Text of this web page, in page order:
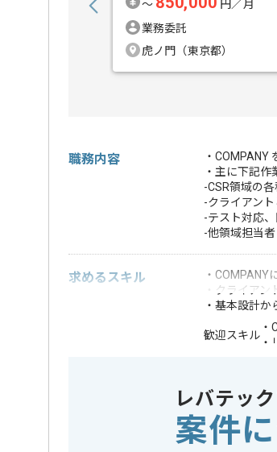
〜
円／月
業務委託
虎ノ門（東京都）
職務内容
・
・主に下記作
-CSR領域の
-クライアン
-テスト対応
-他領域担当
求めるスキル
・COMPANY
・クライア
・基本設計
歓迎スキル
この案件のポイント 担当領域/シス
特徴
レバテッ
案件